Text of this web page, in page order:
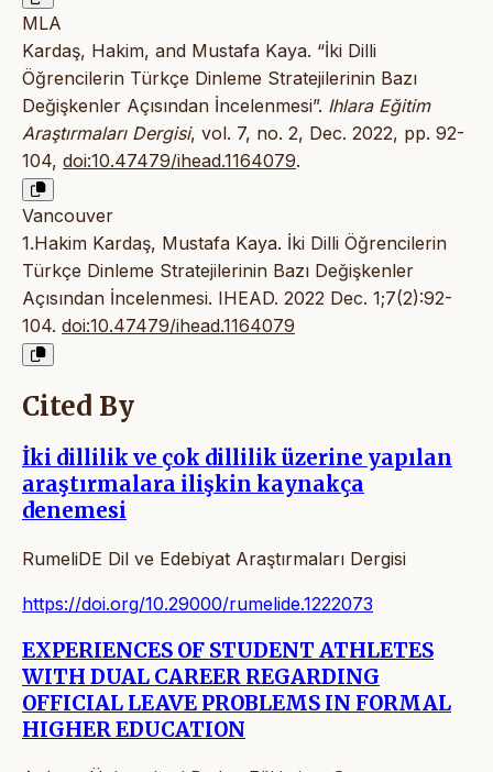
MLA
Kardaş, Hakim, and Mustafa Kaya. “İki Dilli
Öğrencilerin Türkçe Dinleme Stratejilerinin Bazı
Değişkenler Açısından İncelenmesi”. Ihlara Eğitim
Araştırmaları Dergisi, vol. 7, no. 2, Dec. 2022, pp. 92-
104, doi:10.47479/ihead.1164079.
Vancouver
1.Hakim Kardaş, Mustafa Kaya. İki Dilli Öğrencilerin
Türkçe Dinleme Stratejilerinin Bazı Değişkenler
Açısından İncelenmesi. IHEAD. 2022 Dec. 1;7(2):92-
104. doi:10.47479/ihead.1164079
Cited By
İki dillilik ve çok dillilik üzerine yapılan
araştırmalara ilişkin kaynakça
denemesi
RumeliDE Dil ve Edebiyat Araştırmaları Dergisi
https://doi.org/10.29000/rumelide.1222073
EXPERIENCES OF STUDENT ATHLETES
WITH DUAL CAREER REGARDING
OFFICIAL LEAVE PROBLEMS IN FORMAL
HIGHER EDUCATION